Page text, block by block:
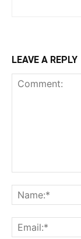
LEAVE A REPLY